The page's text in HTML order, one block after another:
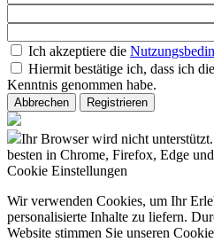
Ich akzeptiere die
Hiermit bestätige ich, dass ich die
Kenntnis genommen habe.
Abbrechen Registrieren
Ihr Browser wird nicht
besten in Chrome, Firefox, Edge
Cookie Einstellungen
Wir verwenden Cookies, um Ihr
personalisierte Inhalte zu liefern.
Website stimmen Sie unseren